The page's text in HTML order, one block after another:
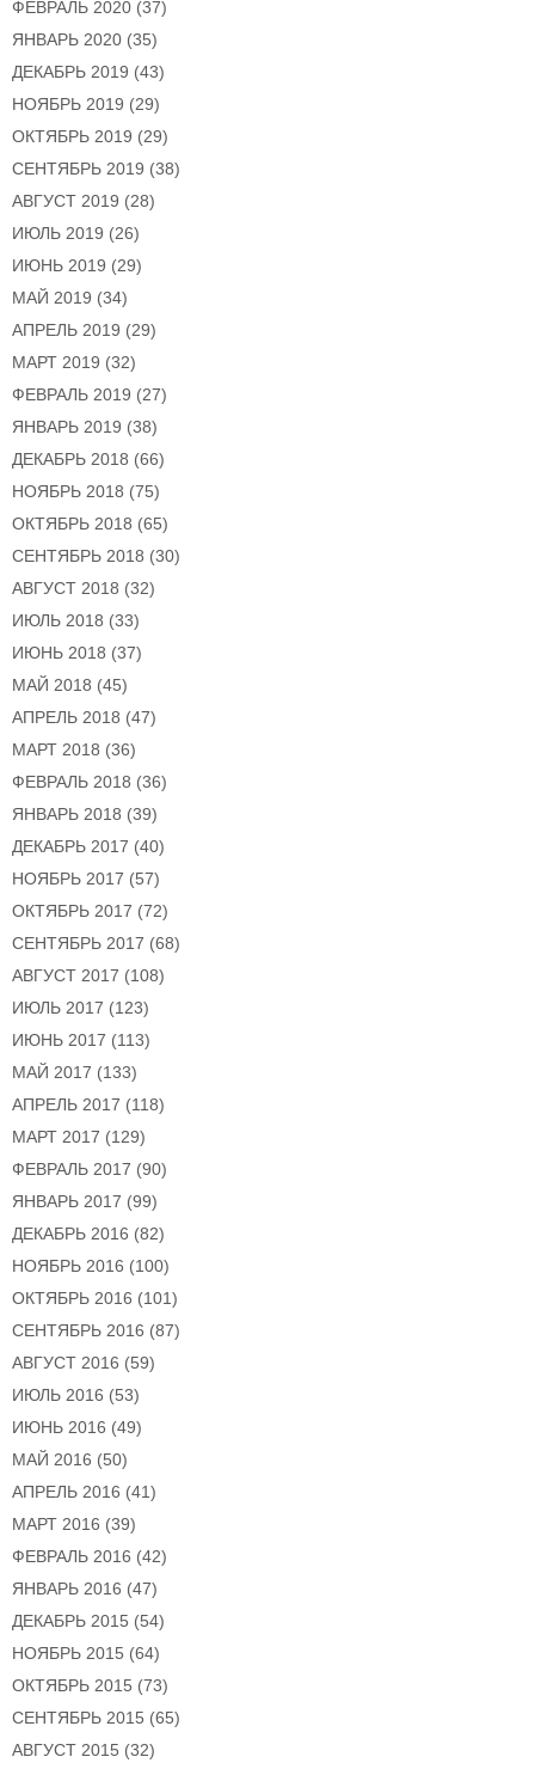
ФЕВРАЛЬ 2020 (37)
ЯНВАРЬ 2020 (35)
ДЕКАБРЬ 2019 (43)
НОЯБРЬ 2019 (29)
ОКТЯБРЬ 2019 (29)
СЕНТЯБРЬ 2019 (38)
АВГУСТ 2019 (28)
ИЮЛЬ 2019 (26)
ИЮНЬ 2019 (29)
МАЙ 2019 (34)
АПРЕЛЬ 2019 (29)
МАРТ 2019 (32)
ФЕВРАЛЬ 2019 (27)
ЯНВАРЬ 2019 (38)
ДЕКАБРЬ 2018 (66)
НОЯБРЬ 2018 (75)
ОКТЯБРЬ 2018 (65)
СЕНТЯБРЬ 2018 (30)
АВГУСТ 2018 (32)
ИЮЛЬ 2018 (33)
ИЮНЬ 2018 (37)
МАЙ 2018 (45)
АПРЕЛЬ 2018 (47)
МАРТ 2018 (36)
ФЕВРАЛЬ 2018 (36)
ЯНВАРЬ 2018 (39)
ДЕКАБРЬ 2017 (40)
НОЯБРЬ 2017 (57)
ОКТЯБРЬ 2017 (72)
СЕНТЯБРЬ 2017 (68)
АВГУСТ 2017 (108)
ИЮЛЬ 2017 (123)
ИЮНЬ 2017 (113)
МАЙ 2017 (133)
АПРЕЛЬ 2017 (118)
МАРТ 2017 (129)
ФЕВРАЛЬ 2017 (90)
ЯНВАРЬ 2017 (99)
ДЕКАБРЬ 2016 (82)
НОЯБРЬ 2016 (100)
ОКТЯБРЬ 2016 (101)
СЕНТЯБРЬ 2016 (87)
АВГУСТ 2016 (59)
ИЮЛЬ 2016 (53)
ИЮНЬ 2016 (49)
МАЙ 2016 (50)
АПРЕЛЬ 2016 (41)
МАРТ 2016 (39)
ФЕВРАЛЬ 2016 (42)
ЯНВАРЬ 2016 (47)
ДЕКАБРЬ 2015 (54)
НОЯБРЬ 2015 (64)
ОКТЯБРЬ 2015 (73)
СЕНТЯБРЬ 2015 (65)
АВГУСТ 2015 (32)